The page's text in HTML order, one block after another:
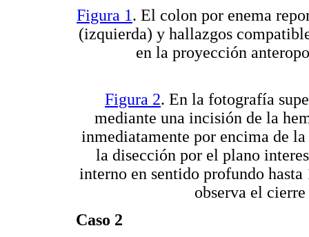
Figura 1. El colon por enema
(izquierda) y hallazgos
en la proyección
Figura 2. En la fotografía
mediante una incisión de la
inmediatamente por encima de
la disección por el plano
interno en sentido profundo
observa el
Caso 2